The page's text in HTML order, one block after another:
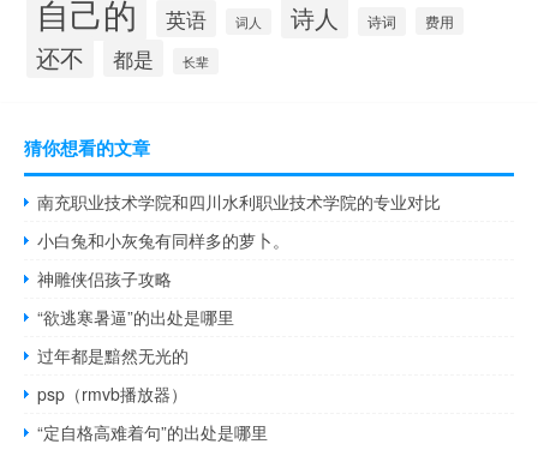
自己的 英语 词人 诗人 诗词 费用
还不 都是 长辈
猜你想看的文章
南充职业技术学院和四川水利职业技术学院的专业对比
小白兔和小灰兔有同样多的萝卜。
神雕侠侣孩子攻略
“欲逃寒暑逼”的出处是哪里
过年都是黯然无光的
psp（rmvb播放器）
“定自格高难着句”的出处是哪里